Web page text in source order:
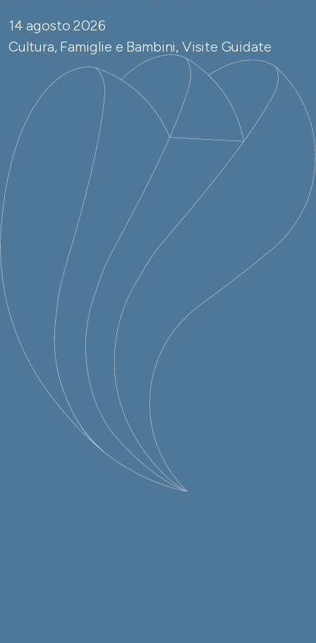
14 agosto 2026
Cultura, Famiglie e Bambini, Visite Guidate